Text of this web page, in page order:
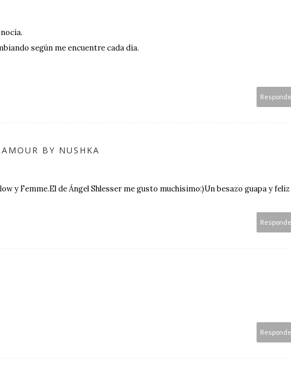
según me encuentre cada día.
BY NUSHKA
y Femme.El de Ángel Shlesser me gusto muchísimo:)Un besazo guapa y feliz